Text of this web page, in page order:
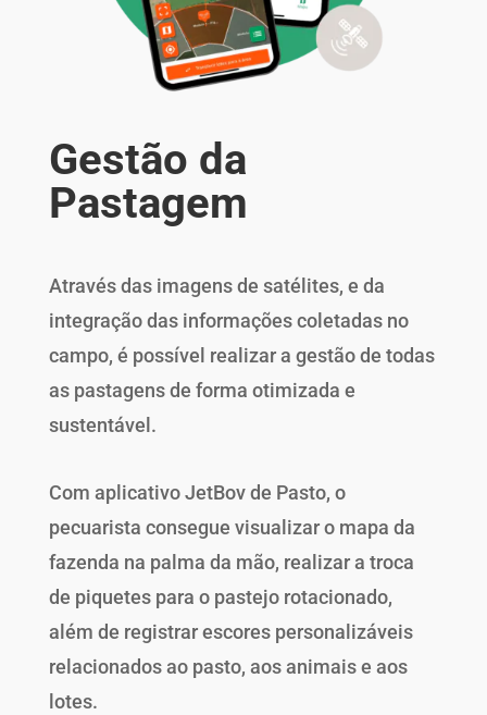
Gestão da
Pastagem
Através das imagens de satélites, e da
integração das informações coletadas no
campo, é possível realizar a gestão de todas
as pastagens de forma otimizada e
sustentável.
Com aplicativo JetBov de Pasto, o
pecuarista consegue visualizar o mapa da
fazenda na palma da mão, realizar a troca
de piquetes para o pastejo rotacionado,
além de registrar escores personalizáveis
relacionados ao pasto, aos animais e aos
lotes.